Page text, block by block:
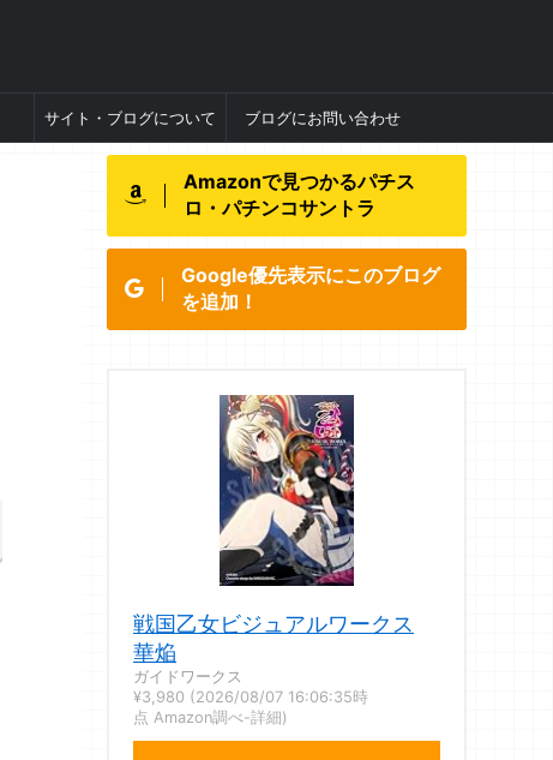
サイト・ブログについて ブログにお問い合わせ
Amazonで見つかるパチス
ロ・パチンコサントラ
Google優先表示にこのブログ
を追加！
戦国乙女ビジュアルワークス
華焔
ガイドワークス
¥3,980 (2026/08/07 16:06:35時
点 Amazon調べ-詳細)